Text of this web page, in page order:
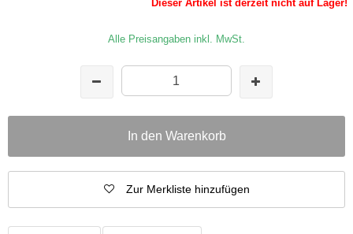
Dieser Artikel ist derzeit nicht auf Lager!
Alle Preisangaben inkl. MwSt.
In den Warenkorb
Zur Merkliste hinzufügen